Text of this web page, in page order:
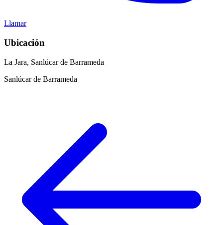
Llamar
Ubicación
La Jara, Sanlúcar de Barrameda
Sanlúcar de Barrameda